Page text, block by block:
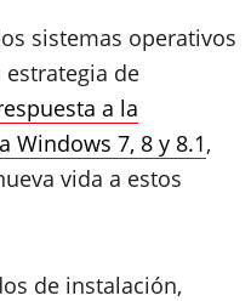
sistemas operativos
de
a la
Windows 7, 8 y 8.1,
vida a estos
de instalación,